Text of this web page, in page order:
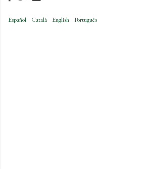
Español Català English Português